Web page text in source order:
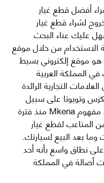
أفضل قطع غيار
لشراء قطع غيار
عليك عناء البحث
الاستخدام من خلال موقع
هو موقع إلكتروني بسيط
المملكة العربية
التجارية الرائدة
وتويوتا على سبيل
المثال لا الحصر. نشأت الفكرة وراء مفهوم Mkena منذ فترة
المتاعب لقطع غيار
وما بعد البيع لسيارتك.
ومنذ ذلك الحين ، اشتهر Mkena على نطاق واسع بأنه أحد
أصالة في المملكة